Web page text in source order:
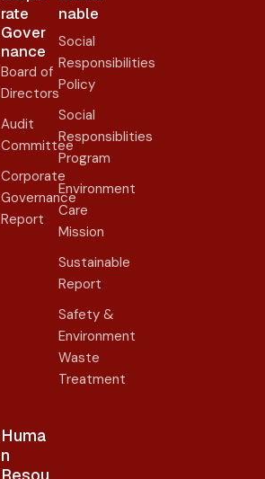
rate
Gover
nance​
Board of
Directors
Audit
Committee
Corporate
Governance
Report
nable
Social
Responsibilities
Policy
Social
Responsiblities
Program
Environment
Care
Mission
Sustainable
Report
Safety &
Environment
Waste
Treatment
Huma
n